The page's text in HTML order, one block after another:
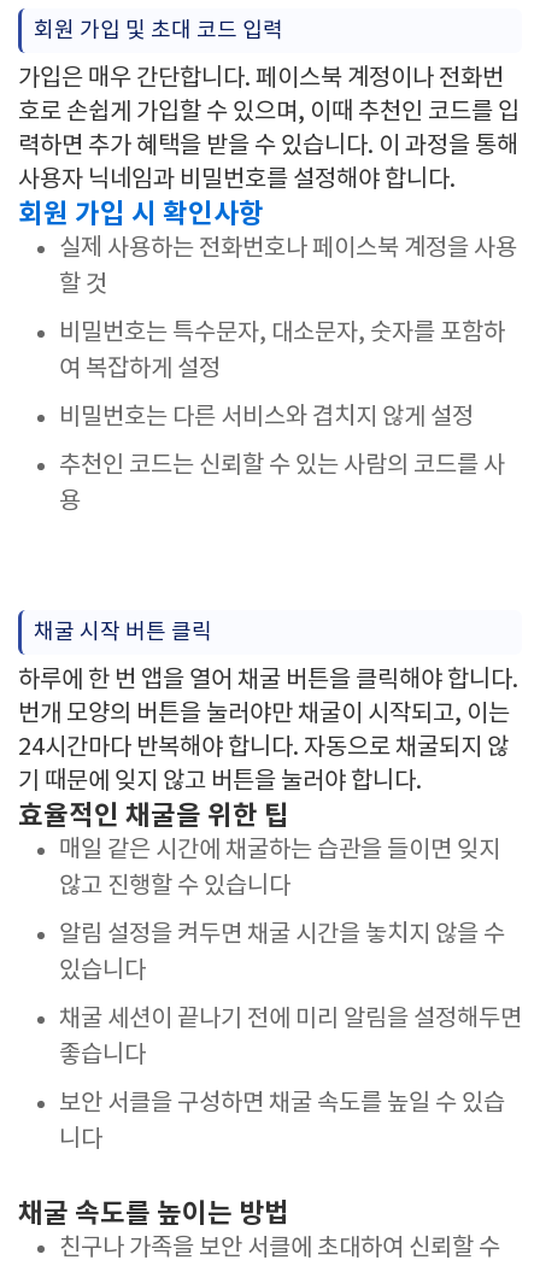
회원 가입 및 초대 코드 입력
가입은 매우 간단합니다. 페이스북 계정이나 전화번
호로 손쉽게 가입할 수 있으며, 이때 추천인 코드를 입
력하면 추가 혜택을 받을 수 있습니다. 이 과정을 통해
사용자 닉네임과 비밀번호를 설정해야 합니다.
회원 가입 시 확인사항
실제 사용하는 전화번호나 페이스북 계정을 사용
할 것
비밀번호는 특수문자, 대소문자, 숫자를 포함하
여 복잡하게 설정
비밀번호는 다른 서비스와 겹치지 않게 설정
추천인 코드는 신뢰할 수 있는 사람의 코드를 사
용
채굴 시작 버튼 클릭
하루에 한 번 앱을 열어 채굴 버튼을 클릭해야 합니다.
번개 모양의 버튼을 눌러야만 채굴이 시작되고, 이는
24시간마다 반복해야 합니다. 자동으로 채굴되지 않
기 때문에 잊지 않고 버튼을 눌러야 합니다.
효율적인 채굴을 위한 팁
매일 같은 시간에 채굴하는 습관을 들이면 잊지
않고 진행할 수 있습니다
알림 설정을 켜두면 채굴 시간을 놓치지 않을 수
있습니다
채굴 세션이 끝나기 전에 미리 알림을 설정해두면
좋습니다
보안 서클을 구성하면 채굴 속도를 높일 수 있습
니다
채굴 속도를 높이는 방법
친구나 가족을 보안 서클에 초대하여 신뢰할 수